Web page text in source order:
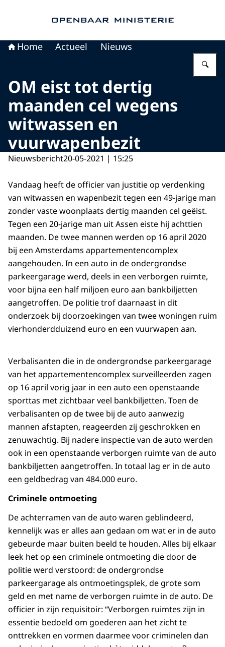
Home Actueel Nieuws
OM eist tot dertig
maanden cel wegens
witwassen en
vuurwapenbezit
Nieuwsbericht20-05-2021 | 15:25
Vandaag heeft de officier van justitie op verdenking
van witwassen en wapenbezit tegen een 49-jarige man
zonder vaste woonplaats dertig maanden cel geëist.
Tegen een 20-jarige man uit Assen eiste hij achttien
maanden. De twee mannen werden op 16 april 2020
bij een Amsterdams appartementencomplex
aangehouden. In een auto in de ondergrondse
parkeergarage werd, deels in een verborgen ruimte,
voor bijna een half miljoen euro aan bankbiljetten
aangetroffen. De politie trof daarnaast in dit
onderzoek bij doorzoekingen van twee woningen ruim
vierhonderdduizend euro en een vuurwapen aan.
Verbalisanten die in de ondergrondse parkeergarage
van het appartementencomplex surveilleerden zagen
op 16 april vorig jaar in een auto een openstaande
sporttas met zichtbaar veel bankbiljetten. Toen de
verbalisanten op de twee bij de auto aanwezig
mannen afstapten, reageerden zij geschrokken en
zenuwachtig. Bij nadere inspectie van de auto werden
ook in een openstaande verborgen ruimte van de auto
bankbiljetten aangetroffen. In totaal lag er in de auto
een geldbedrag van 484.000 euro.
Criminele ontmoeting
De achterramen van de auto waren geblindeerd,
kennelijk was er alles aan gedaan om wat er in de auto
gebeurde maar buiten beeld te houden. Alles bij elkaar
leek het op een criminele ontmoeting die door de
politie werd verstoord: de ondergrondse
parkeergarage als ontmoetingsplek, de grote som
geld en met name de verborgen ruimte in de auto. De
officier in zijn requisitoir: “Verborgen ruimtes zijn in
essentie bedoeld om goederen aan het zicht te
onttrekken en vormen daarmee voor criminelen dan